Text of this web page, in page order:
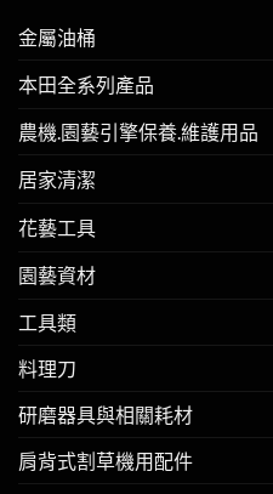
金屬油桶
本田全系列產品
農機.園藝引擎保養.維護用品
居家清潔
花藝工具
園藝資材
工具類
料理刀
研磨器具與相關耗材
肩背式割草機用配件